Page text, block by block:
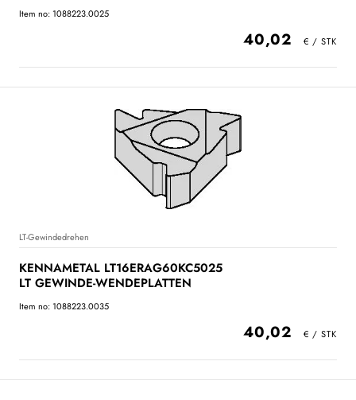
Item no: 1088223.0025
40,02
LT-Gewindedrehen
KENNAMETAL LT16ERAG60KC5025
LT GEWINDE-WENDEPLATTEN
Item no: 1088223.0035
40,02